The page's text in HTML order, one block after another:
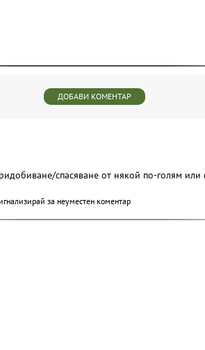
ДОБАВИ КОМЕНТАР
спасяване от някой по-голям или
за неуместен коментар